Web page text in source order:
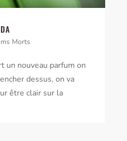
Morts
un nouveau parfum on
dessus, on va
être clair sur la